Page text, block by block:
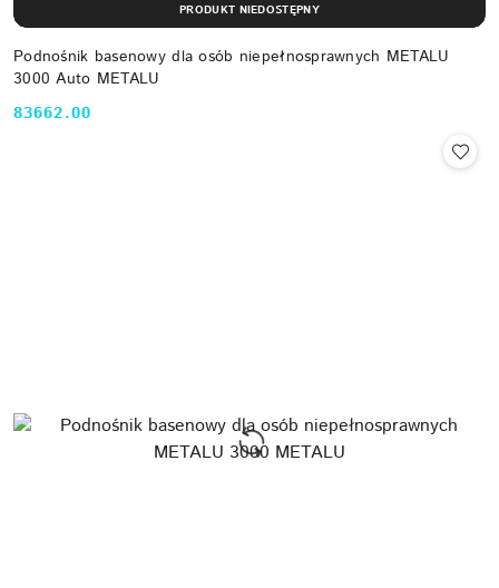
Podnośnik basenowy dla osób niepełnosprawnych METALU
3000 Auto METALU
Cena:
83662.00
PRODUKT NIEDOSTĘPNY